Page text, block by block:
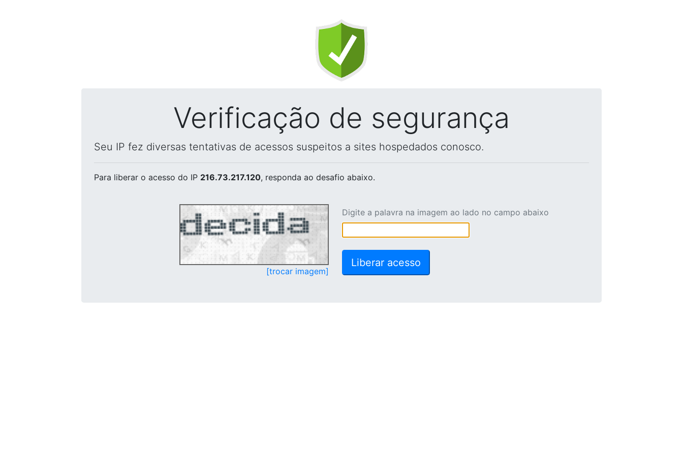
Verificação de segurança
Seu IP fez diversas tentativas de acessos suspeitos a sites hospedados conosco.
Para liberar o acesso do IP 216.73.217.120, responda ao desafio abaixo.
[trocar imagem]
Digite a palavra na imagem ao lado no campo abaixo